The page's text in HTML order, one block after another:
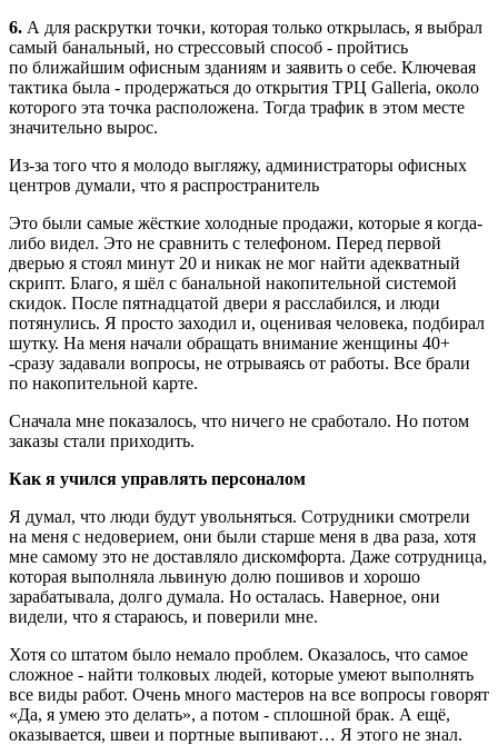
6. А для раскрутки точки, которая только открылась, я выбрал
самый банальный, но стрессовый способ - пройтись
по ближайшим офисным зданиям и заявить о себе. Ключевая
тактика была - продержаться до открытия ТРЦ Galleria, около
которого эта точка расположена. Тогда трафик в этом месте
значительно вырос.
Из-за того что я молодо выгляжу, администраторы офисных
центров думали, что я распространитель
Это были самые жёсткие холодные продажи, которые я когда-
либо видел. Это не сравнить с телефоном. Перед первой
дверью я стоял минут 20 и никак не мог найти адекватный
скрипт. Благо, я шёл с банальной накопительной системой
скидок. После пятнадцатой двери я расслабился, и люди
потянулись. Я просто заходил и, оценивая человека, подбирал
шутку. На меня начали обращать внимание женщины 40+
-сразу задавали вопросы, не отрываясь от работы. Все брали
по накопительной карте.
Сначала мне показалось, что ничего не сработало. Но потом
заказы стали приходить.
Как я учился управлять персоналом
Я думал, что люди будут увольняться. Сотрудники смотрели
на меня с недоверием, они были старше меня в два раза, хотя
мне самому это не доставляло дискомфорта. Даже сотрудница,
которая выполняла львиную долю пошивов и хорошо
зарабатывала, долго думала. Но осталась. Наверное, они
видели, что я стараюсь, и поверили мне.
Хотя со штатом было немало проблем. Оказалось, что самое
сложное - найти толковых людей, которые умеют выполнять
все виды работ. Очень много мастеров на все вопросы говорят
«Да, я умею это делать», а потом - сплошной брак. А ещё,
оказывается, швеи и портные выпивают… Я этого не знал.